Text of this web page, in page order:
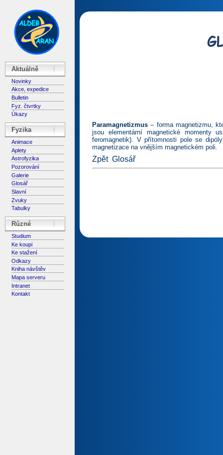
Aktuálně
Novinky
Akce, expedice
Bulletin
Fyz. čtvrtky
Úkazy
Fyzika
Animace
Aplety
Astrofyzika
Pozorování
Galerie
Glosář
Slavní
Zvuky
Tabulky
Různé
Studium
Ke koupi
Ke stažení
Odkazy
Kniha návštěv
Mapa serveru
Intranet
Kontakt
Paramagnetizmus – forma magnetizmu,
jsou elementární magnetické momenty
feromagnetik). V přítomnosti pole se
magnetizace na vnějším magnetickém poli.
Zpět Glosář